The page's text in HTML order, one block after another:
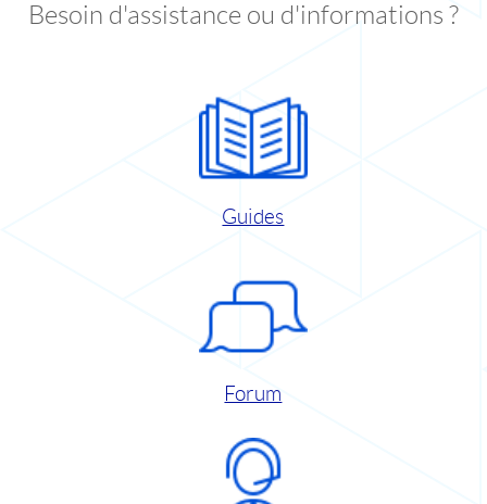
Besoin d'assistance ou d'informations ?
Guides
Forum